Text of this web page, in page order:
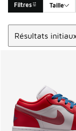
Filtres Taille
Search